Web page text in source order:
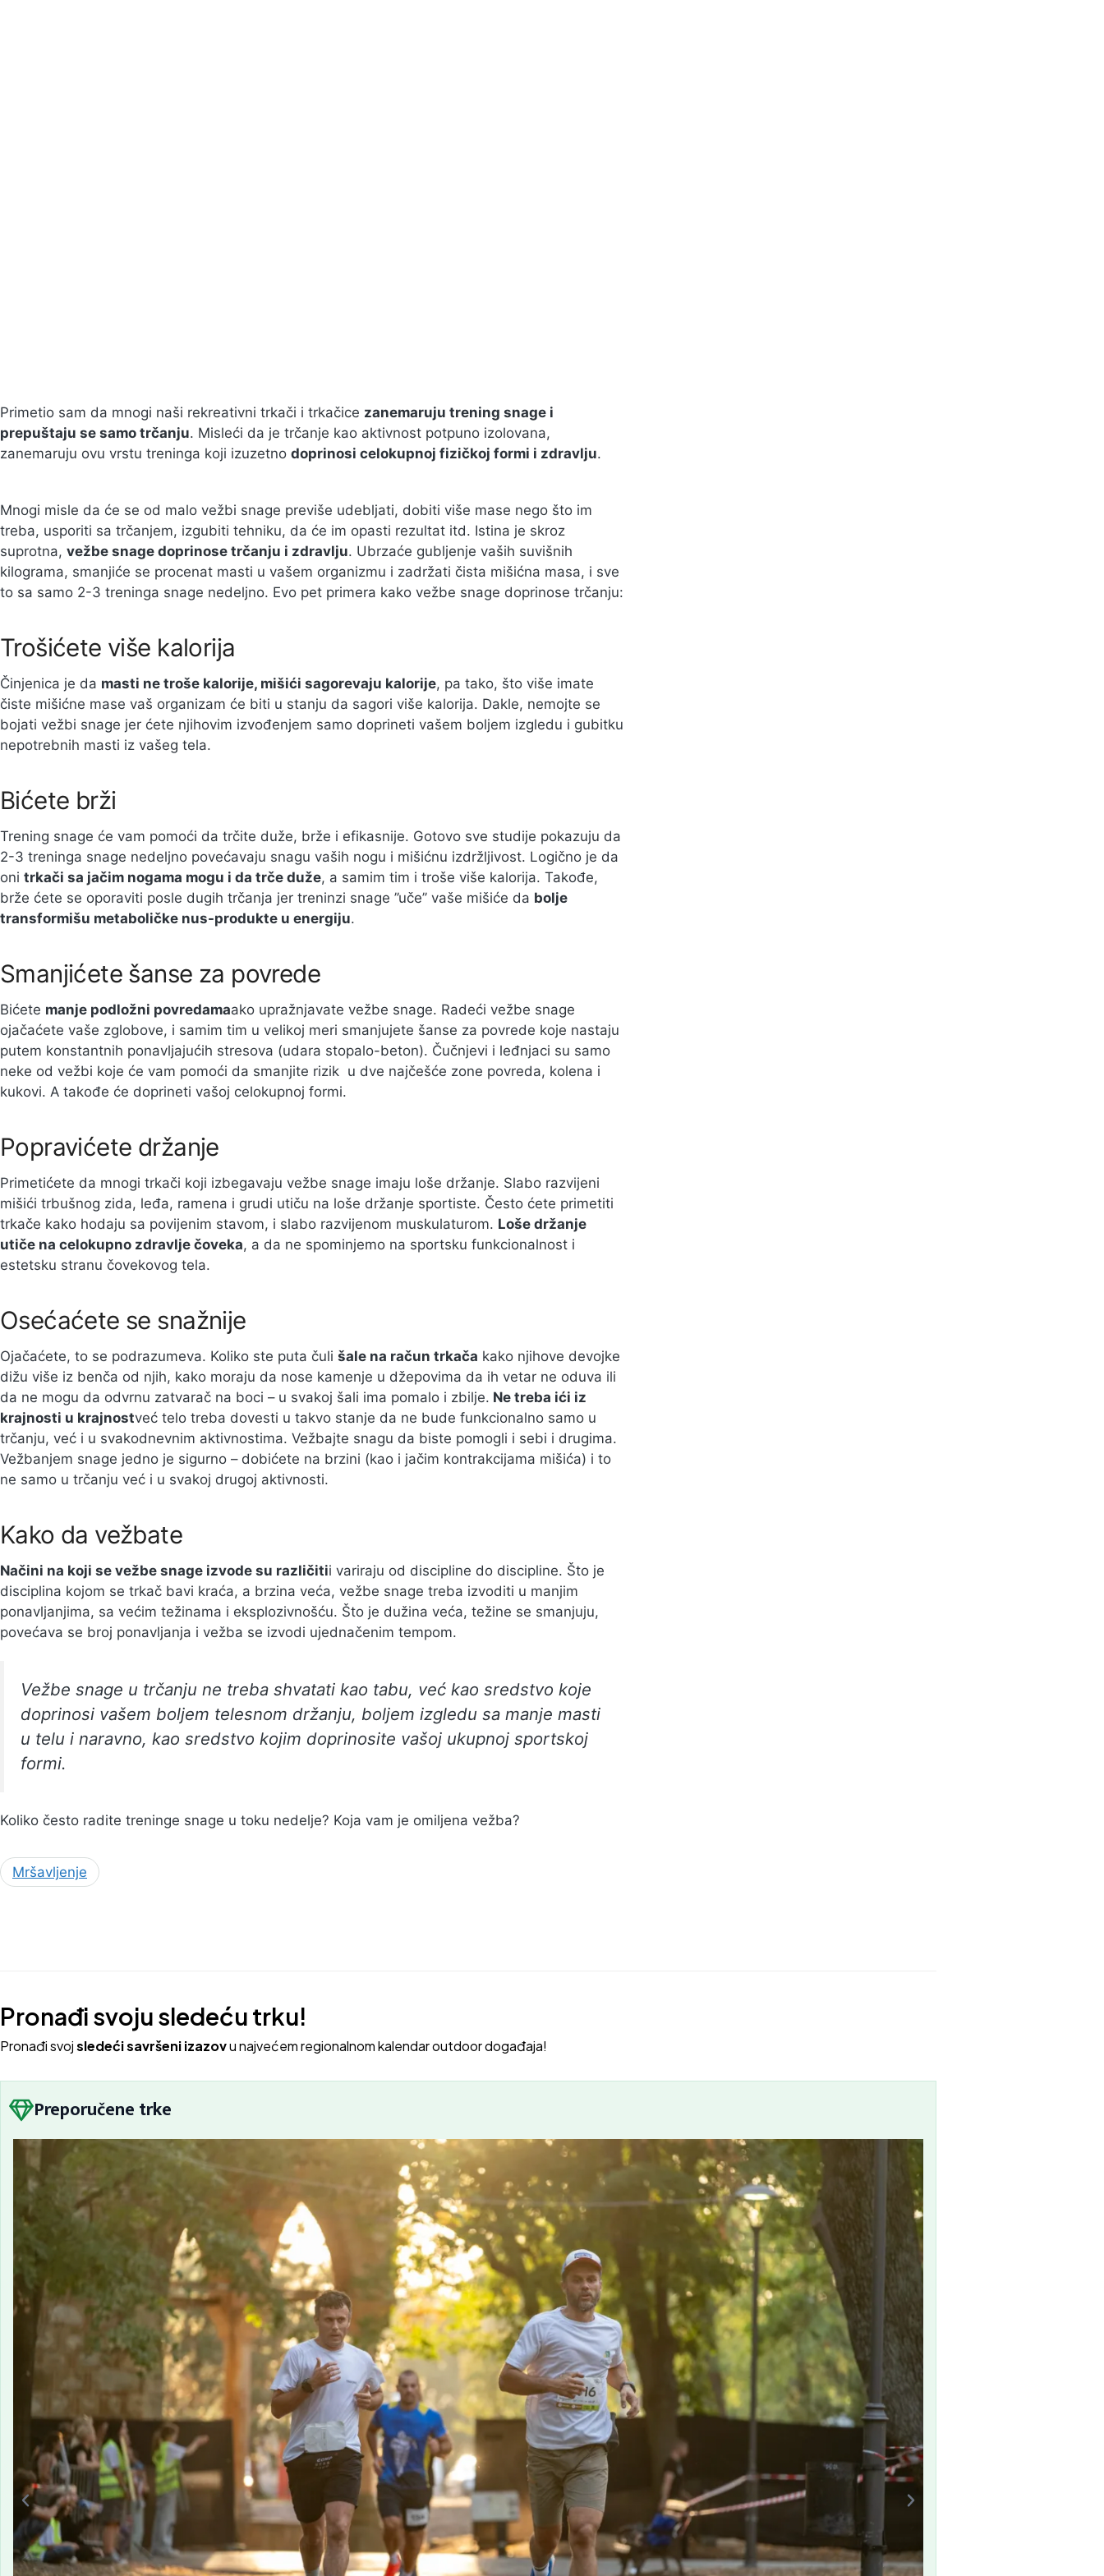
Primetio sam da mnogi naši rekreativni trkači i trkačice zanemaruju trening snage i
prepuštaju se samo trčanju. Misleći da je trčanje kao aktivnost potpuno izolovana,
zanemaruju ovu vrstu treninga koji izuzetno doprinosi celokupnoj fizičkoj formi i zdravlju.
Mnogi misle da će se od malo vežbi snage previše udebljati, dobiti više mase nego što im
treba, usporiti sa trčanjem, izgubiti tehniku, da će im opasti rezultat itd. Istina je skroz
suprotna, vežbe snage doprinose trčanju i zdravlju. Ubrzaće gubljenje vaših suvišnih
kilograma, smanjiće se procenat masti u vašem organizmu i zadržati čista mišićna masa, i sve
to sa samo 2-3 treninga snage nedeljno. Evo pet primera kako vežbe snage doprinose trčanju:
Trošićete više kalorija
Činjenica je da masti ne troše kalorije, mišići sagorevaju kalorije, pa tako, što više imate
čiste mišićne mase vaš organizam će biti u stanju da sagori više kalorija. Dakle, nemojte se
bojati vežbi snage jer ćete njihovim izvođenjem samo doprineti vašem boljem izgledu i gubitku
nepotrebnih masti iz vašeg tela.
Bićete brži
Trening snage će vam pomoći da trčite duže, brže i efikasnije. Gotovo sve studije pokazuju da
2-3 treninga snage nedeljno povećavaju snagu vaših nogu i mišićnu izdržljivost. Logično je da
oni trkači sa jačim nogama mogu i da trče duže, a samim tim i troše više kalorija. Takođe,
brže ćete se oporaviti posle dugih trčanja jer treninzi snage ’’uče’’ vaše mišiće da bolje
transformišu metaboličke nus-produkte u energiju.
Smanjićete šanse za povrede
Bićete manje podložni povredamaako upražnjavate vežbe snage. Radeći vežbe snage
ojačaćete vaše zglobove, i samim tim u velikoj meri smanjujete šanse za povrede koje nastaju
putem konstantnih ponavljajućih stresova (udara stopalo-beton). Čučnjevi i leđnjaci su samo
neke od vežbi koje će vam pomoći da smanjite rizik u dve najčešće zone povreda, kolena i
kukovi. A takođe će doprineti vašoj celokupnoj formi.
Popravićete držanje
Primetićete da mnogi trkači koji izbegavaju vežbe snage imaju loše držanje. Slabo razvijeni
mišići trbušnog zida, leđa, ramena i grudi utiču na loše držanje sportiste. Često ćete primetiti
trkače kako hodaju sa povijenim stavom, i slabo razvijenom muskulaturom. Loše držanje
utiče na celokupno zdravlje čoveka, a da ne spominjemo na sportsku funkcionalnost i
estetsku stranu čovekovog tela.
Osećaćete se snažnije
Ojačaćete, to se podrazumeva. Koliko ste puta čuli šale na račun trkača kako njihove devojke
dižu više iz benča od njih, kako moraju da nose kamenje u džepovima da ih vetar ne oduva ili
da ne mogu da odvrnu zatvarač na boci – u svakoj šali ima pomalo i zbilje. Ne treba ići iz
krajnosti u krajnostveć telo treba dovesti u takvo stanje da ne bude funkcionalno samo u
trčanju, već i u svakodnevnim aktivnostima. Vežbajte snagu da biste pomogli i sebi i drugima.
Vežbanjem snage jedno je sigurno – dobićete na brzini (kao i jačim kontrakcijama mišića) i to
ne samo u trčanju već i u svakoj drugoj aktivnosti.
Kako da vežbate
Načini na koji se vežbe snage izvode su različitii variraju od discipline do discipline. Što je
disciplina kojom se trkač bavi kraća, a brzina veća, vežbe snage treba izvoditi u manjim
ponavljanjima, sa većim težinama i eksplozivnošću. Što je dužina veća, težine se smanjuju,
povećava se broj ponavljanja i vežba se izvodi ujednačenim tempom.
Vežbe snage u trčanju ne treba shvatati kao tabu, već kao sredstvo koje
doprinosi vašem boljem telesnom držanju, boljem izgledu sa manje masti
u telu i naravno, kao sredstvo kojim doprinosite vašoj ukupnoj sportskoj
formi.
Koliko često radite treninge snage u toku nedelje? Koja vam je omiljena vežba?
Mršavljenje
Pronađi svoju sledeću trku!
Pronađi svojsledeći savršeni izazovu najvećem regionalnom kalendar outdoor događaja!
Preporučene trke